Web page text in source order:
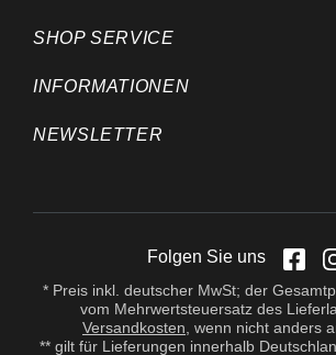
SHOP SERVICE
INFORMATIONEN
NEWSLETTER
Folgen Sie uns
* Preis inkl. deutscher MwSt; der
vom Mehrwertsteuersatz des
Versandkosten , wenn nicht anders
** gilt für Lieferungen innerhalb